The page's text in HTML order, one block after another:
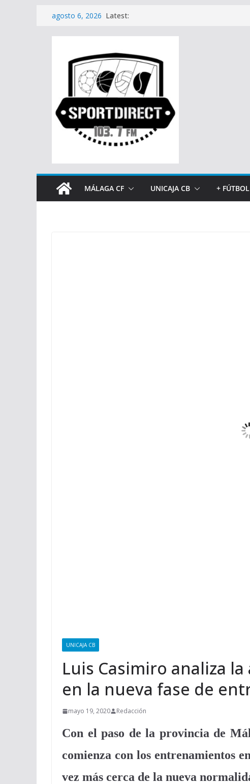
Saltaragosto 6, 2026 Latest:
MÁLAGA CF UNICAJA CB + FÚTBOL
UNICAJA CB
Luis Casimiro analiza
en la nueva fase de
mayo 19, 2020 Redacción
Con el paso de la provincia de
comienza con los entrenamientos
vez más cerca de la nueva